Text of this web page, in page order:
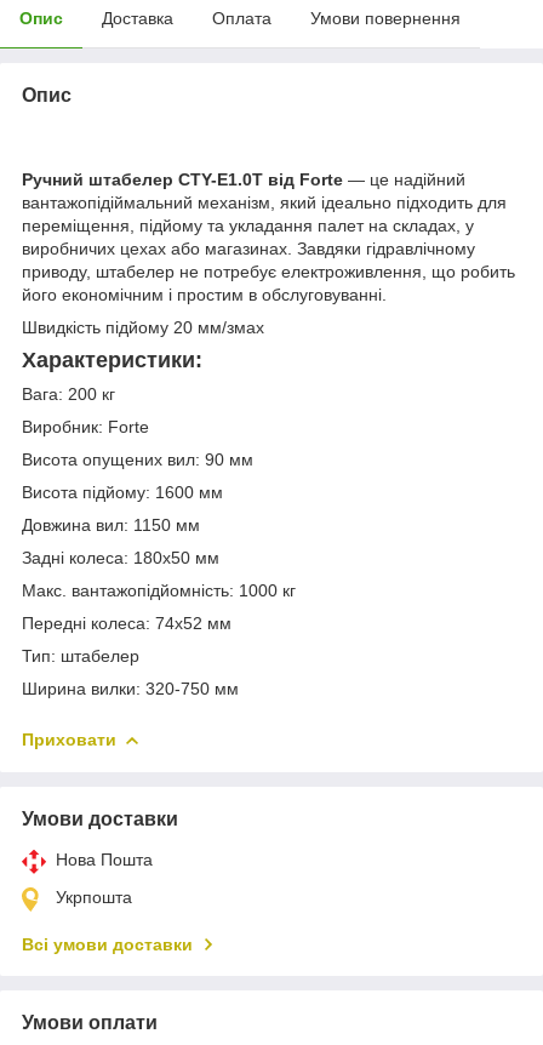
Опис Доставка Оплата Умови повернення
Опис
Ручний штабелер CTY-E1.0T від Forte — це надійний
вантажопідіймальний механізм, який ідеально підходить для
переміщення, підйому та укладання палет на складах, у
виробничих цехах або магазинах. Завдяки гідравлічному
приводу, штабелер не потребує електроживлення, що робить
його економічним і простим в обслуговуванні.
Швидкість підйому 20 мм/змах
Характеристики:
Вага: 200 кг
Виробник: Forte
Висота опущених вил: 90 мм
Висота підйому: 1600 мм
Довжина вил: 1150 мм
Задні колеса: 180х50 мм
Макс. вантажопідйомність: 1000 кг
Передні колеса: 74х52 мм
Тип: штабелер
Ширина вилки: 320-750 мм
Приховати
Умови доставки
Нова Пошта
Укрпошта
Всі умови доставки
Умови оплати